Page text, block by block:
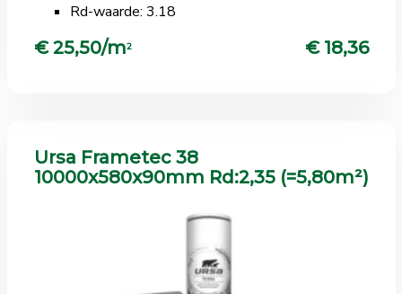
Rd-waarde: 3.18
€ 25,50/m2 € 18,36
Ursa Frametec 38
10000x580x90mm Rd:2,35 (=5,80m²)